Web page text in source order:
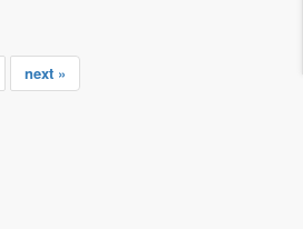
next »